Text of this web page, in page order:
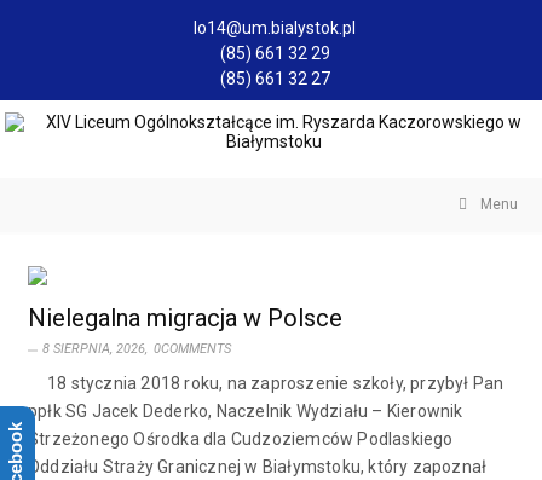
lo14@um.bialystok.pl
(85) 661 32 29
(85) 661 32 27
Menu
Nielegalna migracja w Polsce
8 SIERPNIA, 2026, 0COMMENTS
18 stycznia 2018 roku, na zaproszenie szkoły, przybył Pan
ppłk SG Jacek Dederko, Naczelnik Wydziału – Kierownik
Strzeżonego Ośrodka dla Cudzoziemców Podlaskiego
Oddziału Straży Granicznej w Białymstoku, który zapoznał
Facebook